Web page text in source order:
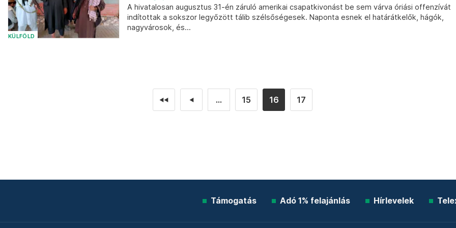
KÜLFÖLD
A hivatalosan augusztus 31-én záruló amerikai csapatkivonást be sem várva óriási offenzívát
indítottak a sokszor legyőzött tálib szélsőségesek. Naponta esnek el határátkelők, hágók,
nagyvárosok, és...
◄◄ ◄ ... 15 16 17
Támogatás Adó 1% felajánlás Hírlevelek